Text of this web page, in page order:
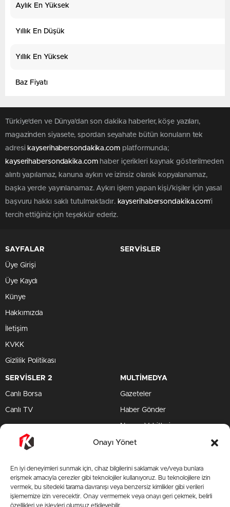
Onayı Yönet
En iyi deneyimleri sunmak için, cihaz bilgilerini saklamak ve/veya bunlara
erişmek amacıyla çerezler gibi teknolojiler kullanıyoruz. Bu teknolojilere izin
vermek, bu sitedeki tarama davranışı veya benzersiz kimlikler gibi verileri
işlememize izin verecektir. Onay vermemek veya onayı geri çekmek, belirli
özellikleri ve işlevleri olumsuz etkileyebilir.
Aylık En Yüksek
Yıllık En Düşük
Yıllık En Yüksek
Baz Fiyatı
Türkiye'den ve Dünya’dan son dakika haberler, köşe yazıları,
magazinden siyasete, spordan seyahate bütün konuların tek
adresi kayserihabersondakika.complatformunda;
kayserihabersondakika.comhaber içerikleri kaynak gösterilmeden
alıntı yapılamaz, kanuna aykırı ve izinsiz olarak kopyalanamaz,
başka yerde yayınlanamaz. Aykırı işlem yapan kişi/kişiler için yasal
başvuru hakkı saklı tutulmaktadır. kayserihabersondakika.com'i
tercih ettiğiniz için teşekkür ederiz.
SAYFALAR
Üye Girişi
Üye Kaydı
Künye
Hakkımızda
İletişim
KVKK
Gizlilik Politikası
SERVİSLER
SERVİSLER 2
Canlı Borsa
Canlı TV
MULTİMEDYA
Gazeteler
Haber Gönder
Namaz Vakitleri
TV Yayın Akışları
TV Yayın Akışları
Yazarlar Site